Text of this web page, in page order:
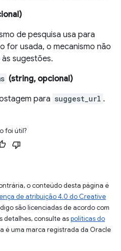
de pesquisa usa para
for usada, o mecanismo não
sugestões.
(string, opcional)
para suggest_url .
foi útil?
o conteúdo desta página é
de atribuição 4.0 do Creative
são licenciadas de acordo com
detalhes, consulte aspolíticas do
é uma marca registrada da Oracle